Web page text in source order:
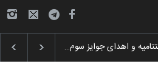
و اهدای جوایز سوم…